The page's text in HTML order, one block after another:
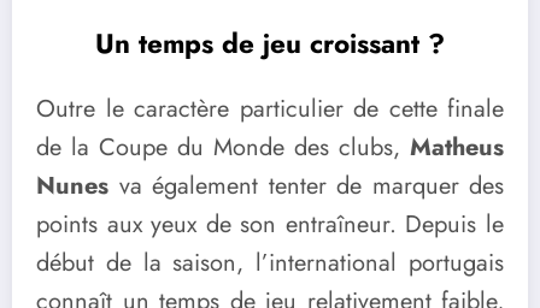
Un temps de jeu croissant ?
Outre le caractère particulier de cette finale
de la Coupe du Monde des clubs, Matheus
Nunes va également tenter de marquer des
points aux yeux de son entraîneur. Depuis le
début de la saison, l’international portugais